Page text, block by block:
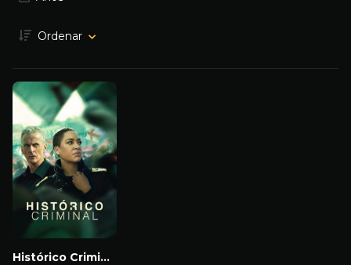
Ordenar
Histórico Criminal